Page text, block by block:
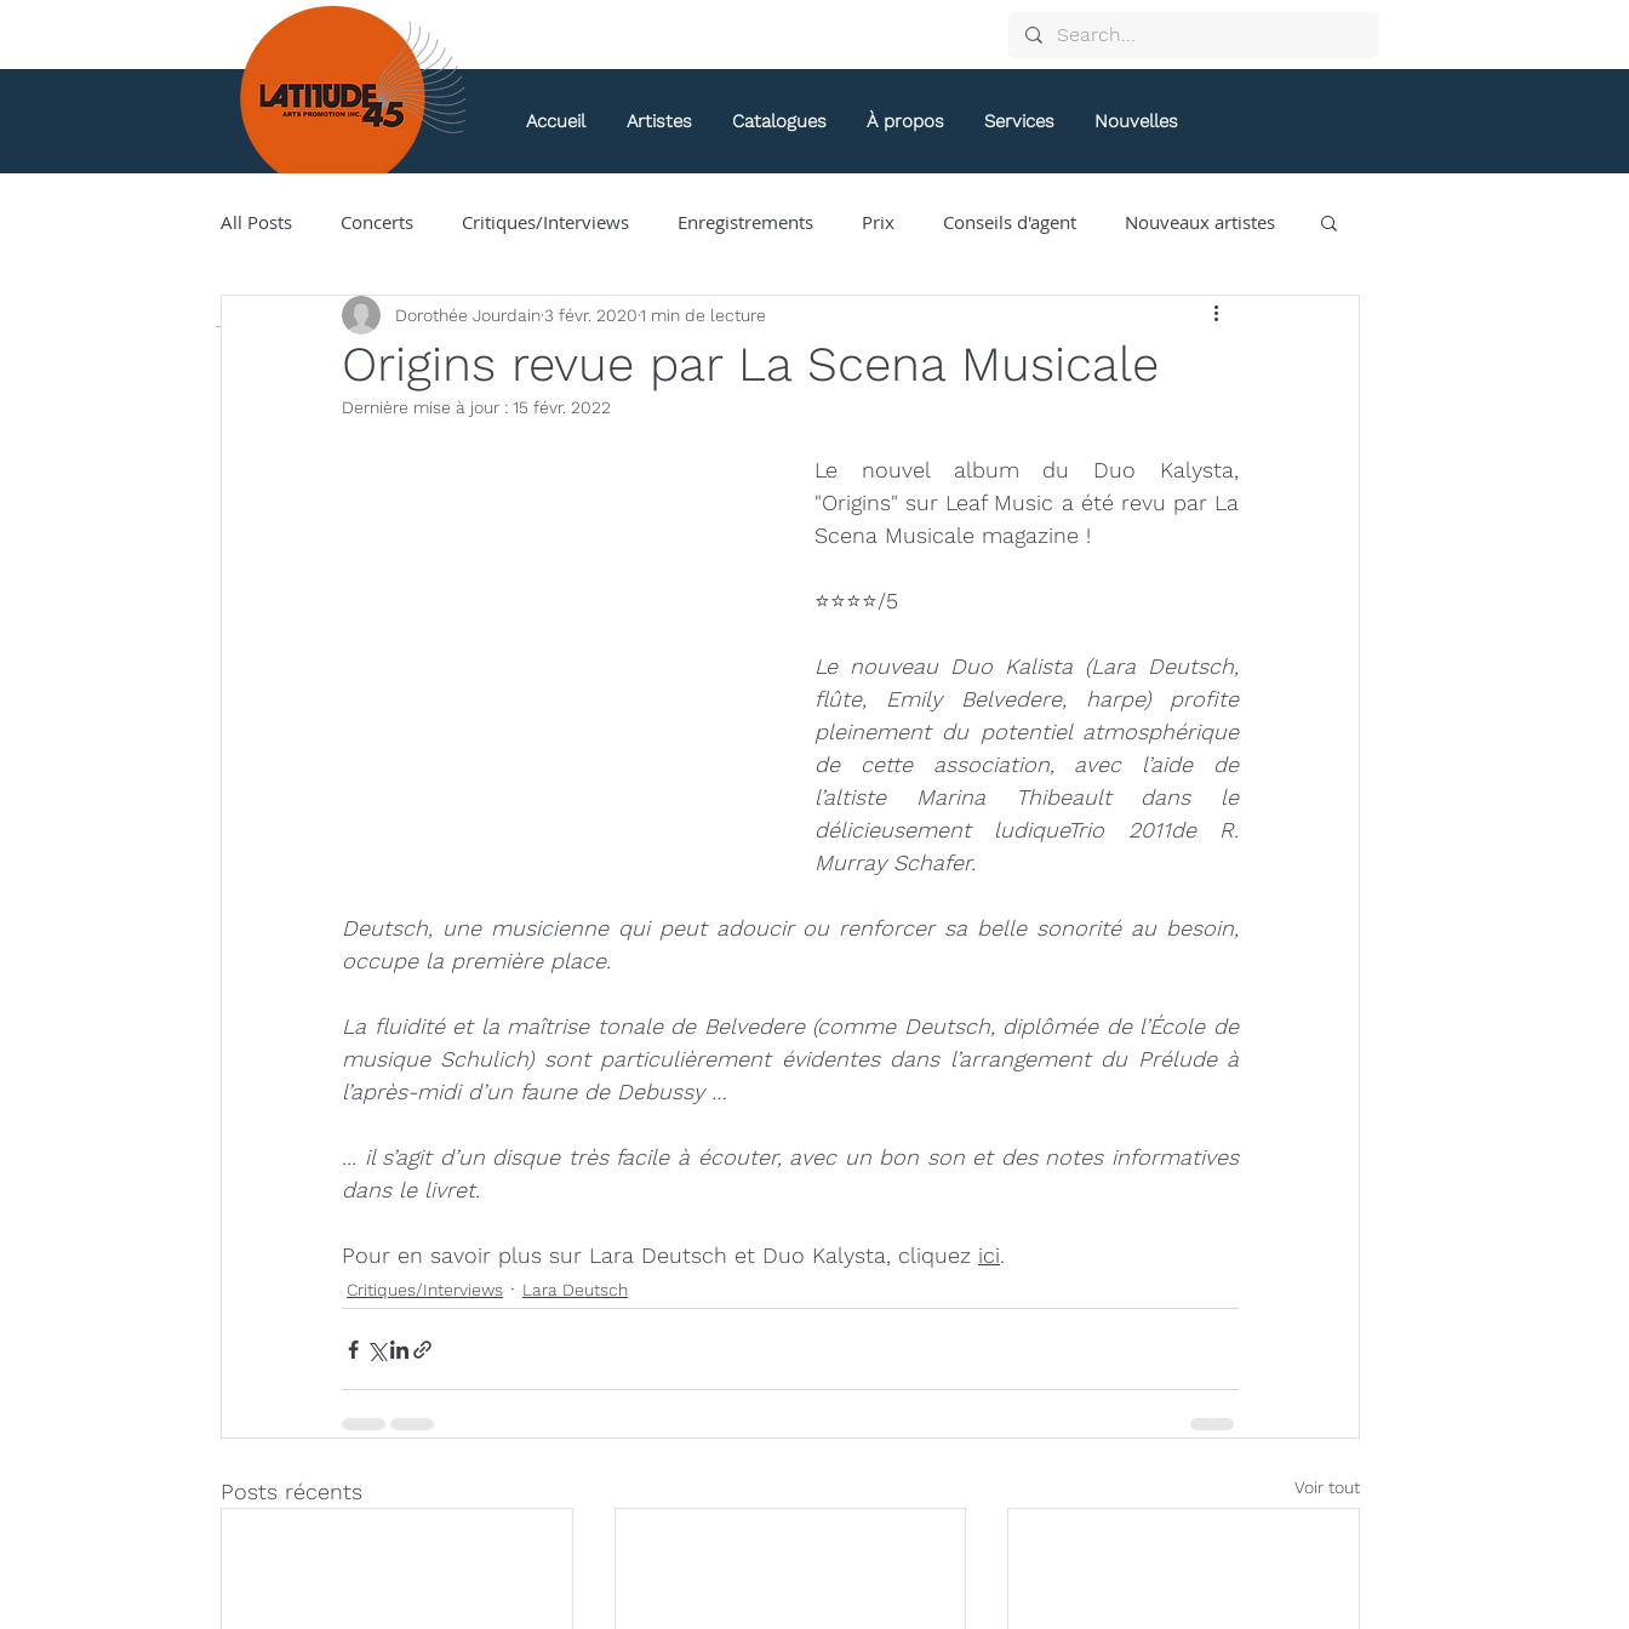
Accueil Artistes Catalogues À propos Services Nouvelles
Nouvelles
All Posts Concerts Critiques/Interviews Enregistrements Prix Conseils d'agent Nouveaux artistes
Amir Amiri Andy Milne Arthur Arnold Bongani Ndodana-Breen
Corey Hamm Cori Ellison Eve Egoyan
Jacques Kuba Séguin Janelle Fung
Mark Fewer
Origins revue par La Scena Musicale
Dorothée Jourdain 3 févr. 20201 min de lecture
Dernière mise à jour : 15 févr. 2022
Le nouvel album du Duo Kalysta,
"Origins" sur Leaf Music a été revu par La
Scena Musicale magazine !
⭐⭐⭐⭐/5
Le nouveau Duo Kalista (Lara Deutsch,
flûte, Emily Belvedere, harpe) profite
pleinement du potentiel atmosphérique
de cette association, avec l’aide de
l’altiste Marina Thibeault dans le
délicieusement ludiqueTrio 2011de R.
Murray Schafer.
Deutsch, une musicienne qui peut adoucir ou renforcer sa belle sonorité au besoin,
occupe la première place.
La fluidité et la maîtrise tonale de Belvedere (comme Deutsch, diplômée de l’École de
musique Schulich) sont particulièrement évidentes dans l’arrangement du Prélude à
l’après-midi d’un faune de Debussy …
... il s’agit d’un disque très facile à écouter, avec un bon son et des notes informatives
dans le livret.
Pour en savoir plus sur Lara Deutsch et Duo Kalysta, cliquez ici.
Critiques/Interviews Lara Deutsch
Posts récents Voir tout